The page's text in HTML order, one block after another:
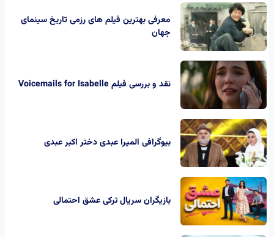
معرفی بهترین فیلم های رزمی تاریخ سینمای
جهان
نقد و بررسی فیلم Voicemails for Isabelle
بیوگرافی المیرا عبدی دختر اکبر عبدی
بازیگران سریال ترکی عشق احتمالی